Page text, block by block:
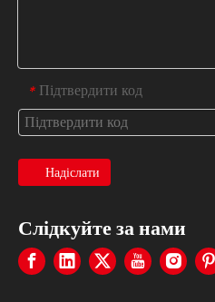
* Підтвердити код
Надіслати
Слідкуйте за нами